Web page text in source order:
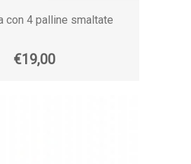
con 4 palline smaltate
€19,00